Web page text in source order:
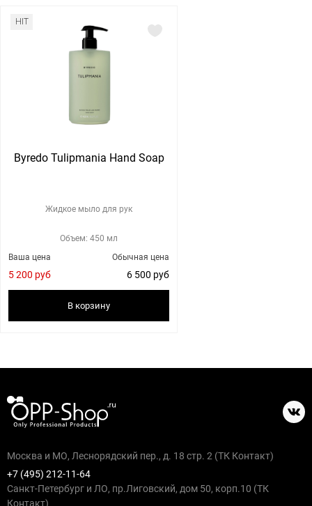
HIT
Byredo Tulipmania Hand Soap
Жидкое мыло для рук
Объем: 450 мл
Обычная цена
6 500 руб
Ваша цена
5 200 руб
В корзину
Москва и МО, Леснорядский пер., д. 18 стр. 2 (ТК Контакт)
+7 (495) 212-11-64
Санкт-Петербург и ЛО, пр.Лиговский, дом 50, корп.10 (ТК
Контакт)